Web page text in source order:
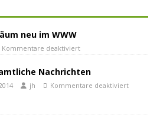
neu im WWW
Kommentare deaktiviert
Nachrichten
jh Kommentare deaktiviert